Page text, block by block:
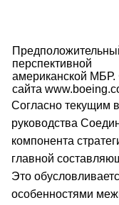
перспективной
американской МБР.
сайта
Согласно текущим
руководства
компонента
главной
Это
особенностями